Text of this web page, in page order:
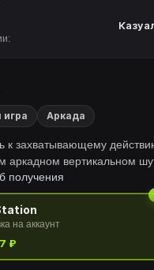
игра Аркада
к захватывающему
аркадном вертикальном
корабль, сражаясь с
судами.
для уклонения от
нанося сокрушительные
собирайте
корабля и победить
получения
на аккаунт
₽